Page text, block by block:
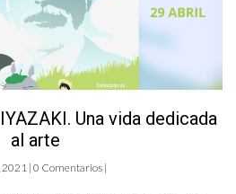
Una vida dedicada
al arte
2021 | 0 Comentarios |